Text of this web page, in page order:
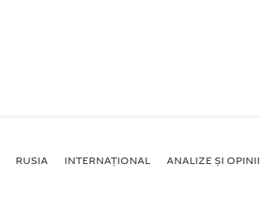
RUSIA INTERNAŢIONAL ANALIZE ȘI OPINII